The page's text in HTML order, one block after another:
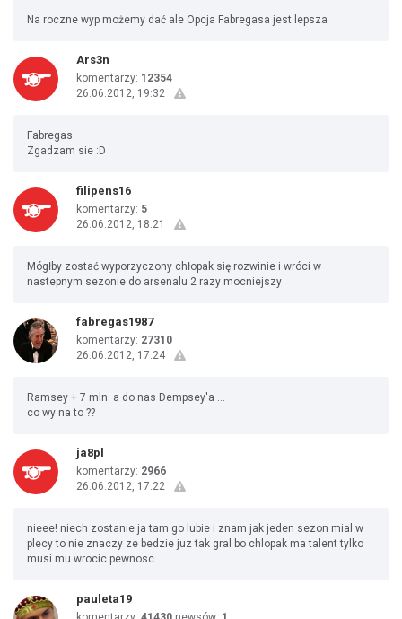
Na roczne wyp możemy dać ale Opcja Fabregasa jest lepsza
Ars3n
komentarzy: 12354
26.06.2012, 19:32
Fabregas
Zgadzam sie :D
filipens16
komentarzy: 5
26.06.2012, 18:21
Mógłby zostać wyporzyczony chłopak się rozwinie i wróci w
nastepnym sezonie do arsenalu 2 razy mocniejszy
fabregas1987
komentarzy: 27310
26.06.2012, 17:24
Ramsey + 7 mln. a do nas Dempsey'a ...
co wy na to ??
ja8pl
komentarzy: 2966
26.06.2012, 17:22
nieee! niech zostanie ja tam go lubie i znam jak jeden sezon mial w
plecy to nie znaczy ze bedzie juz tak gral bo chlopak ma talent tylko
musi mu wrocic pewnosc
pauleta19